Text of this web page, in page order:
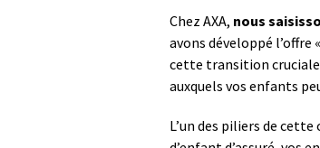
Chez AXA, nous
avons développé l’offre
cette transition
auxquels vos enfants
L’un des piliers de